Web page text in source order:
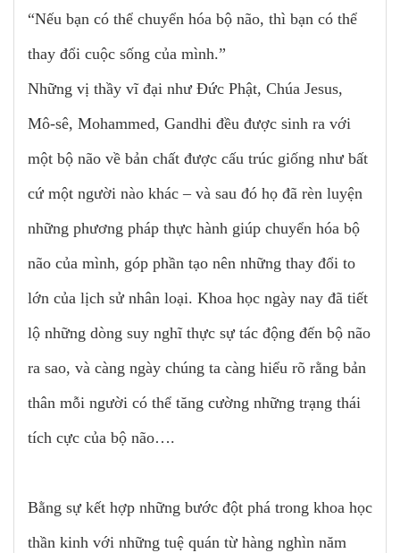
“Nếu bạn có thể chuyển hóa bộ não, thì bạn có thể
thay đổi cuộc sống của mình.”
Những vị thầy vĩ đại như Đức Phật, Chúa Jesus,
Mô-sê, Mohammed, Gandhi đều được sinh ra với
một bộ não về bản chất được cấu trúc giống như bất
cứ một người nào khác – và sau đó họ đã rèn luyện
những phương pháp thực hành giúp chuyển hóa bộ
não của mình, góp phần tạo nên những thay đổi to
lớn của lịch sử nhân loại. Khoa học ngày nay đã tiết
lộ những dòng suy nghĩ thực sự tác động đến bộ não
ra sao, và càng ngày chúng ta càng hiểu rõ rằng bản
thân mỗi người có thể tăng cường những trạng thái
tích cực của bộ não….
Bằng sự kết hợp những bước đột phá trong khoa học
thần kinh với những tuệ quán từ hàng nghìn năm